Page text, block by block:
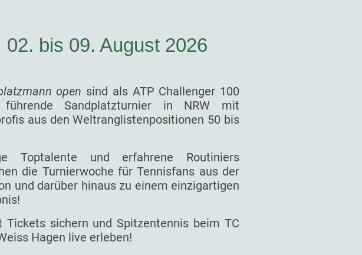
02. bis 09. August 2026
open sind als ATP Challenger 100
Sandplatzturnier in NRW mit
aus den Weltranglistenpositionen 50 bis
Toptalente und erfahrene Routiniers
die Turnierwoche für Tennisfans aus der
und darüber hinaus zu einem einzigartigen
Tickets sichern und Spitzentennis beim TC
Hagen live erleben!